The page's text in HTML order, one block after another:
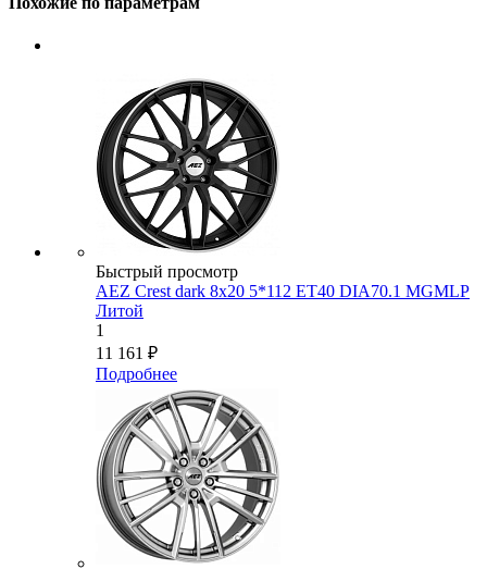
Быстрый просмотр
AEZ Crest dark 8x20 5*112 ET40 DIA70.1 MGMLP
Литой
1
11 161 ₽
Подробнее